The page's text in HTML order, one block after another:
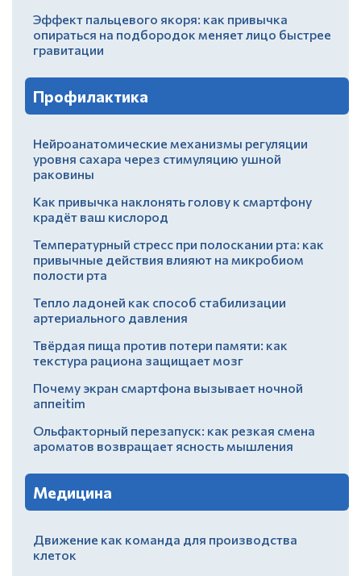
Эффект пальцевого якоря: как привычка
опираться на подбородок меняет лицо быстрее
гравитации
Профилактика
Нейроанатомические механизмы регуляции
уровня сахара через стимуляцию ушной
раковины
Как привычка наклонять голову к смартфону
крадёт ваш кислород
Температурный стресс при полоскании рта: как
привычные действия влияют на микробиом
полости рта
Тепло ладоней как способ стабилизации
артериального давления
Твёрдая пища против потери памяти: как
текстура рациона защищает мозг
Почему экран смартфона вызывает ночной
аппеitim
Ольфакторный перезапуск: как резкая смена
ароматов возвращает ясность мышления
Медицина
Движение как команда для производства
клеток